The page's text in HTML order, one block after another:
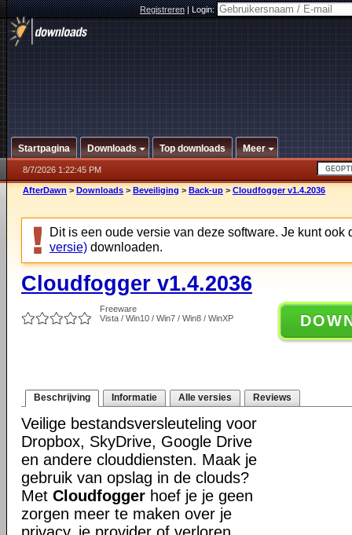
Registreren|Login:
Startpagina Downloads Top downloads Meer
8/7/2026 1:22:45 PM
AfterDawn > Downloads > Beveiliging > Back-up > Cloudfogger v1.4.2036
Dit is een oude versie van deze software. Je kunt ook
versie) downloaden.
Cloudfogger v1.4.2036
Freeware
Vista / Win10 / Win7 / Win8 / WinXP
Beschrijving Informatie Alle versies Reviews
Veilige bestandsversleuteling voor
Dropbox, SkyDrive, Google Drive
en andere clouddiensten. Maak je
gebruik van opslag in de clouds?
Met Cloudfogger hoef je je geen
zorgen meer te maken over je